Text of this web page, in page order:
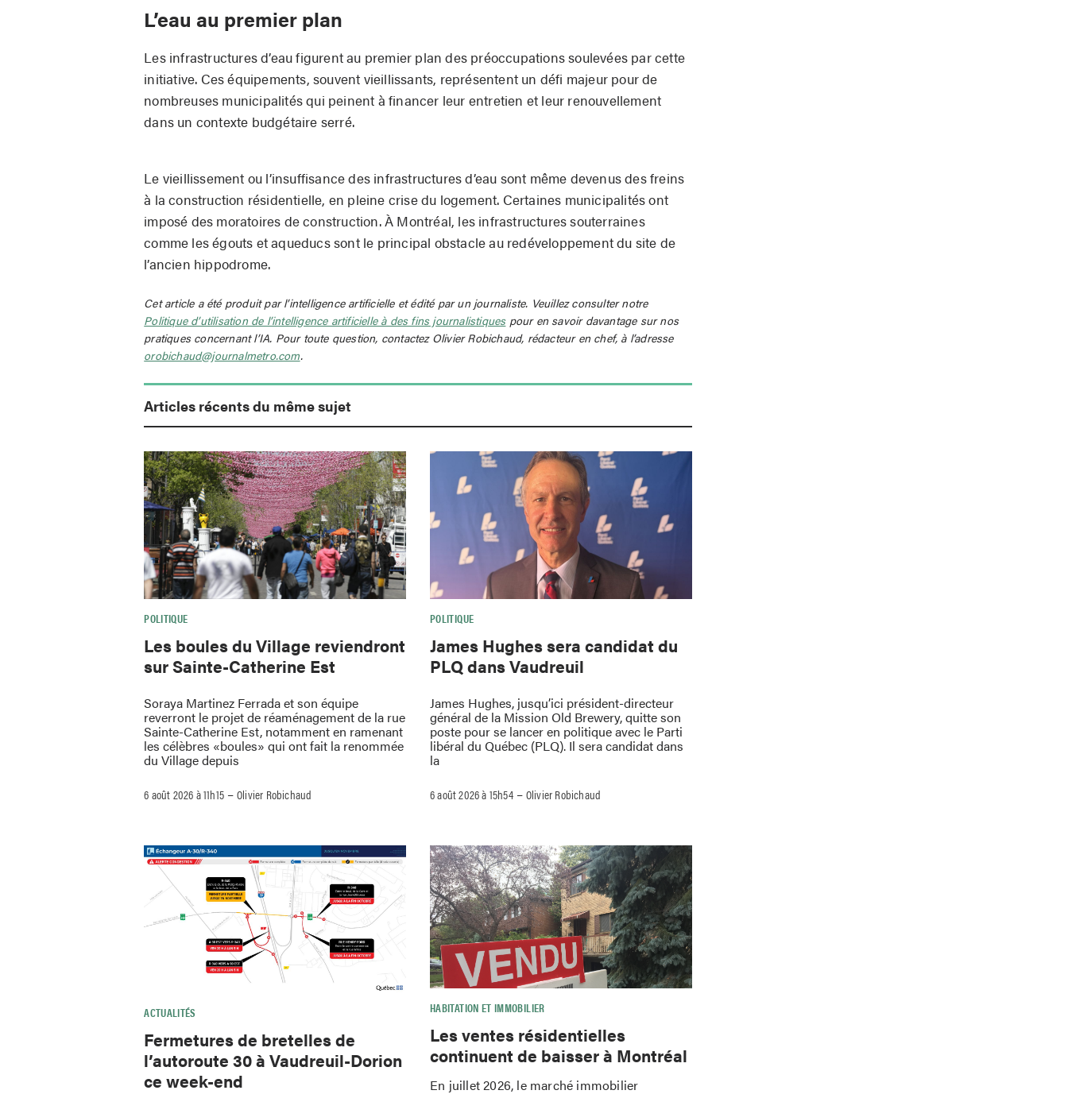
L’eau au premier plan
Les infrastructures d’eau figurent au premier plan des préoccupations soulevées par cette
initiative. Ces équipements, souvent vieillissants, représentent un défi majeur pour de
nombreuses municipalités qui peinent à financer leur entretien et leur renouvellement
dans un contexte budgétaire serré.
Le vieillissement ou l’insuffisance des infrastructures d’eau sont même devenus des freins
à la construction résidentielle, en pleine crise du logement. Certaines municipalités ont
imposé des moratoires de construction. À Montréal, les infrastructures souterraines
comme les égouts et aqueducs sont le principal obstacle au redéveloppement du site de
l’ancien hippodrome.
Cet article a été produit par l’intelligence artificielle et édité par un journaliste. Veuillez consulter notre
Politique d’utilisation de l’intelligence artificielle à des fins journalistiquespour en savoir davantage sur nos
pratiques concernant l’IA. Pour toute question, contactez Olivier Robichaud, rédacteur en chef, à l’adresse
orobichaud@journalmetro.com.
Articles récents du même sujet
POLITIQUE
Les boules du Village reviendront
sur Sainte-Catherine Est
Soraya Martinez Ferrada et son équipe
reverront le projet de réaménagement de la rue
Sainte-Catherine Est, notamment en ramenant
les célèbres «boules» qui ont fait la renommée
du Village depuis
6 août 2026 à 11h15 –Olivier Robichaud
POLITIQUE
James Hughes sera candidat du
PLQ dans Vaudreuil
James Hughes, jusqu’ici président-directeur
général de la Mission Old Brewery, quitte son
poste pour se lancer en politique avec le Parti
libéral du Québec (PLQ). Il sera candidat dans
la
6 août 2026 à 15h54–Olivier Robichaud
ACTUALITÉS
Fermetures de bretelles de
l’autoroute 30 à Vaudreuil-Dorion
ce week-end
HABITATION ET IMMOBILIER
Les ventes résidentielles
continuent de baisser à Montréal
En juillet 2026, le marché immobilier